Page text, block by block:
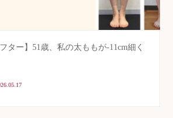
ター】51歳、私の太ももが-11cm細く